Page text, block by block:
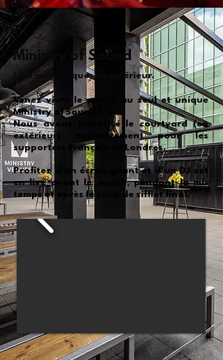
Ministry of Sound
Lieu magnifique, en extérieur.
Venez vivre le match au seul et unique
Ministry of Sound !
Nous avons privatisé le courtyard (en
extérieur) exclusivement pour les
supporters Français de Londres.
Profitez d'un écran géant et d'un DJ set
en live avant le match, pendant la mi-
temps et après le coup de sifflet final.